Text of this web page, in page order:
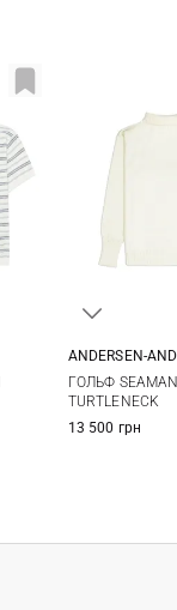
ANDERSEN-
ГОЛЬФ
TURTLENECK
13 500 грн